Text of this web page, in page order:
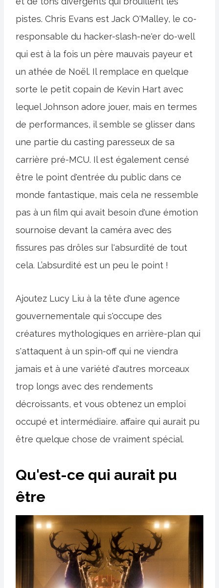
pistes. Chris Evans est Jack O'Malley, le co-
responsable du hacker-slash-ne'er do-well
qui est à la fois un père mauvais payeur et
un athée de Noël. Il remplace en quelque
sorte le petit copain de Kevin Hart avec
lequel Johnson adore jouer, mais en termes
de performances, il semble se glisser dans
une partie du casting paresseux de sa
carrière pré-MCU. Il est également censé
être le point d'entrée du public dans ce
monde fantastique, mais cela ne ressemble
pas à un film qui avait besoin d'une émotion
sournoise devant la caméra avec des
fissures pas drôles sur l'absurdité de tout
cela. L’absurdité est un peu le point !
Ajoutez Lucy Liu à la tête d'une agence
gouvernementale qui s'occupe des
créatures mythologiques en arrière-plan qui
s'attaquent à un spin-off qui ne viendra
jamais et à une variété d'autres morceaux
trop longs avec des rendements
décroissants, et vous obtenez un emploi
occupé et intermédiaire. affaire qui aurait pu
être quelque chose de vraiment spécial.
Qu'est-ce qui aurait pu
être